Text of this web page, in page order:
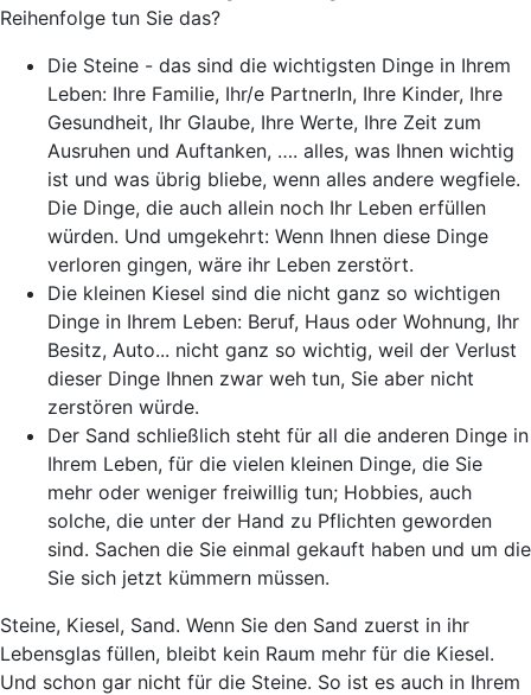
Reihenfolge tun Sie das?
Die Steine - das sind die wichtigsten Dinge in Ihrem
Leben: Ihre Familie, Ihr/e PartnerIn, Ihre Kinder, Ihre
Gesundheit, Ihr Glaube, Ihre Werte, Ihre Zeit zum
Ausruhen und Auftanken, …. alles, was Ihnen wichtig
ist und was übrig bliebe, wenn alles andere wegfiele.
Die Dinge, die auch allein noch Ihr Leben erfüllen
würden. Und umgekehrt: Wenn Ihnen diese Dinge
verloren gingen, wäre ihr Leben zerstört.
Die kleinen Kiesel sind die nicht ganz so wichtigen
Dinge in Ihrem Leben: Beruf, Haus oder Wohnung, Ihr
Besitz, Auto... nicht ganz so wichtig, weil der Verlust
dieser Dinge Ihnen zwar weh tun, Sie aber nicht
zerstören würde.
Der Sand schließlich steht für all die anderen Dinge in
Ihrem Leben, für die vielen kleinen Dinge, die Sie
mehr oder weniger freiwillig tun; Hobbies, auch
solche, die unter der Hand zu Pflichten geworden
sind. Sachen die Sie einmal gekauft haben und um die
Sie sich jetzt kümmern müssen.
Steine, Kiesel, Sand. Wenn Sie den Sand zuerst in ihr
Lebensglas füllen, bleibt kein Raum mehr für die Kiesel.
Und schon gar nicht für die Steine. So ist es auch in Ihrem